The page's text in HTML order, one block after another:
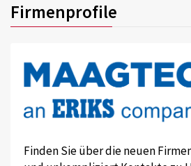
Firmenprofile
Finden Sie über die neuen